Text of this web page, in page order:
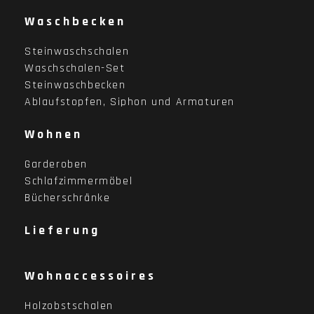
Waschbecken
Steinwaschschalen
Waschschalen-Set
Steinwaschbecken
Ablaufstopfen, Siphon und Armaturen
Wohnen
Garderoben
Schlafzimmermöbel
Bücherschränke
Lieferung
Wohnaccessoires
Holzobstschalen